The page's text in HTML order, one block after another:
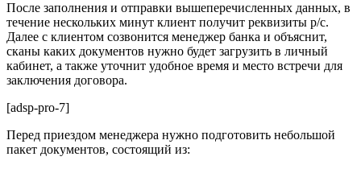
После заполнения и отправки вышеперечисленных данных, в
течение нескольких минут клиент получит реквизиты р/с.
Далее с клиентом созвонится менеджер банка и объяснит,
сканы каких документов нужно будет загрузить в личный
кабинет, а также уточнит удобное время и место встречи для
заключения договора.
[adsp-pro-7]
Перед приездом менеджера нужно подготовить небольшой
пакет документов, состоящий из: